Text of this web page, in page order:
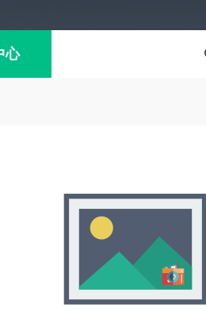
心